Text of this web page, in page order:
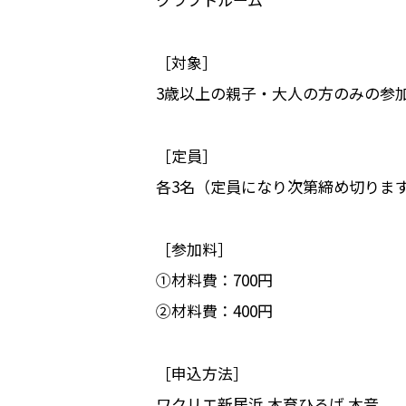
［対象］
3歳以上の親子・大人の方のみの参
［定員］
各3名（定員になり次第締め切ります
［参加料］
①材料費：700円
②材料費：400円
［申込方法］